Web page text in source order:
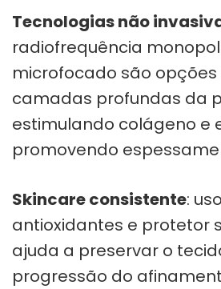
Tecnologias não
radiofrequência
microfocado são
camadas profundas da
estimulando colágeno e
promovendo
Skincare consistente:
antioxidantes e protetor
ajuda a preservar o
progressão do